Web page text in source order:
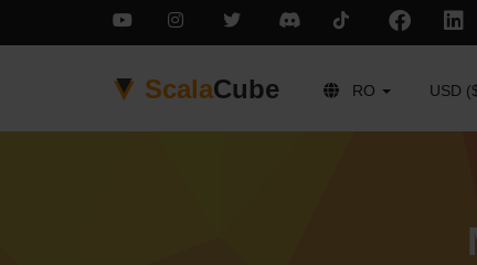
ScalaCube RO USD